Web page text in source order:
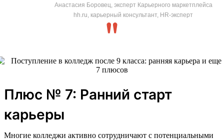
Анастасия Боровец, эксперт Карьерного маркетплейса
hh.ru, карьерный консультант, HR-эксперт
Плюс № 7: Ранний старт
карьеры
Многие колледжи активно сотрудничают с потенциальными